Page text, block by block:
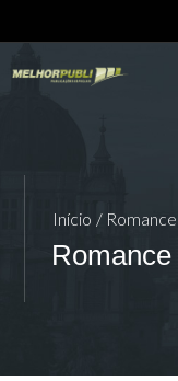
Início / Romance
Romance